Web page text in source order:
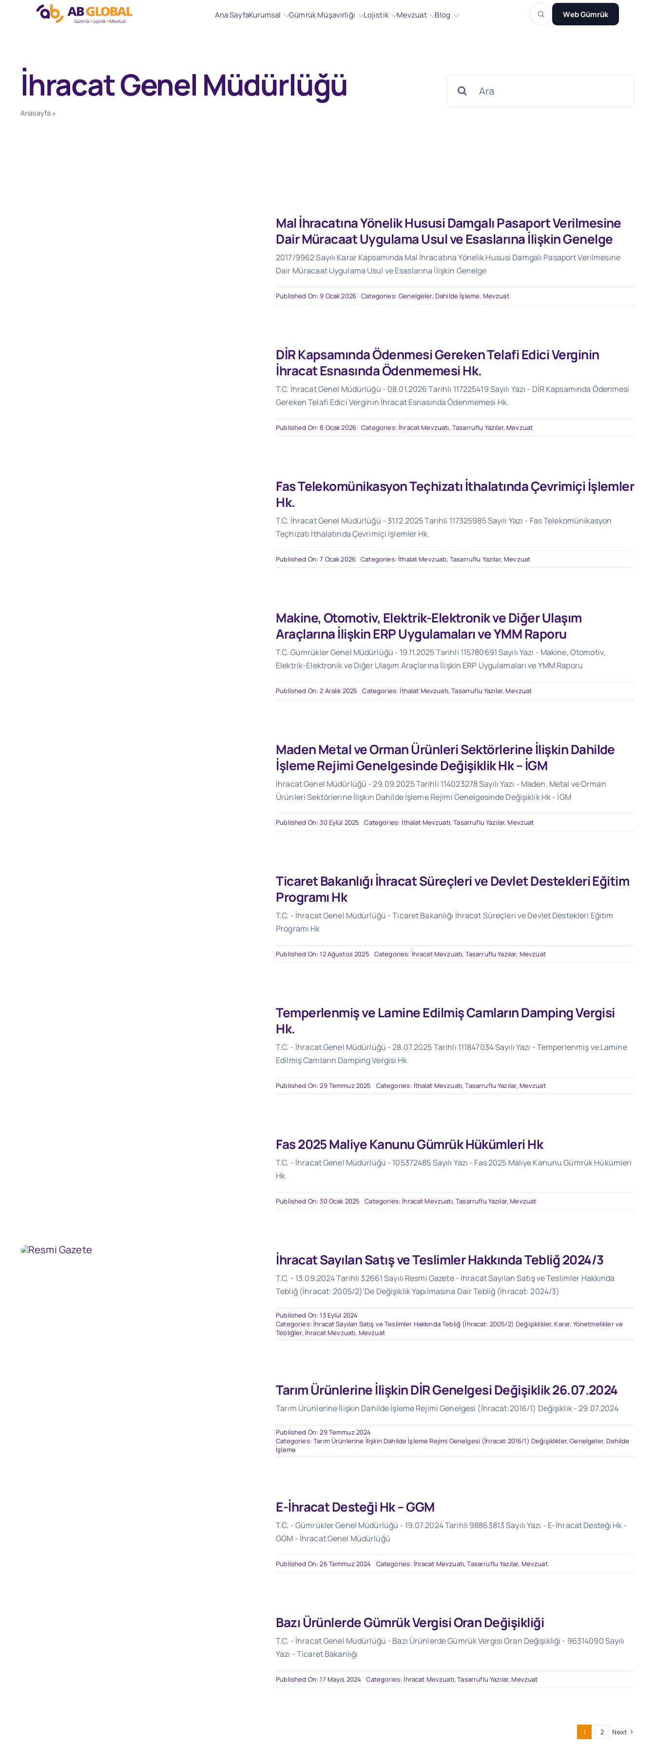
Ana SayfaKurumsal Gümrük Müşavirliği Lojistik Mevzuat Blog Web Gümrük
contentİhracat Genel Müdürlüğü
Anasayfa »
Mal İhracatına Yönelik Hususi Damgalı Pasaport Verilmesine
Dair Müracaat Uygulama Usul ve Esaslarına İlişkin Genelge
2017/9962 Sayılı Karar Kapsamında Mal İhracatına Yönelik Hususi Damgalı Pasaport Verilmesine
Dair Müracaat Uygulama Usul ve Esaslarına İlişkin Genelge
Published On: 9 Ocak 2026 Categories:Genelgeler, Dahilde İşleme, Mevzuat
DİR Kapsamında Ödenmesi Gereken Telafi Edici Verginin
İhracat Esnasında Ödenmemesi Hk.
T.C. İhracat Genel Müdürlüğü - 08.01.2026 Tarihli 117225419 Sayılı Yazı - DİR Kapsamında Ödenmesi
Gereken Telafi Edici Verginin İhracat Esnasında Ödenmemesi Hk.
Published On: 8 Ocak 2026 Categories: İhracat Mevzuatı, Tasarruflu Yazılar, Mevzuat
Fas Telekomünikasyon Teçhizatı İthalatında Çevrimiçi İşlemler
Hk.
T.C. İhracat Genel Müdürlüğü - 31.12.2025 Tarihli 117325985 Sayılı Yazı - Fas Telekomünikasyon
Teçhizatı İthalatında Çevrimiçi İşlemler Hk.
Published On: 7 Ocak 2026 Categories: İthalat Mevzuatı, Tasarruflu Yazılar, Mevzuat
Makine, Otomotiv, Elektrik-Elektronik ve Diğer Ulaşım
Araçlarına İlişkin ERP Uygulamaları ve YMM Raporu
T.C. Gümrükler Genel Müdürlüğü - 19.11.2025 Tarihli 115780691 Sayılı Yazı - Makine, Otomotiv,
Elektrik-Elektronik ve Diğer Ulaşım Araçlarına İlişkin ERP Uygulamaları ve YMM Raporu
Published On: 2 Aralık 2025 Categories: İthalat Mevzuatı,Tasarruflu Yazılar, Mevzuat
Maden Metal ve Orman Ürünleri Sektörlerine İlişkin Dahilde
İşleme Rejimi Genelgesinde Değişiklik Hk – İGM
İhracat Genel Müdürlüğü - 29.09.2025 Tarihli 114023278 Sayılı Yazı - Maden, Metal ve Orman
Ürünleri Sektörlerine İlişkin Dahilde İşleme Rejimi Genelgesinde Değişiklik Hk - İGM
Published On: 30 Eylül 2025 Categories: İthalat Mevzuatı,Tasarruflu Yazılar, Mevzuat
Ticaret Bakanlığı İhracat Süreçleri ve Devlet Destekleri Eğitim
Programı Hk
T.C. - İhracat Genel Müdürlüğü - Ticaret Bakanlığı İhracat Süreçleri ve Devlet Destekleri Eğitim
Programı Hk
Published On: 12 Ağustos 2025 Categories: İhracat Mevzuatı, Tasarruflu Yazılar, Mevzuat
Temperlenmiş ve Lamine Edilmiş Camların Damping Vergisi
Hk.
T.C. - İhracat Genel Müdürlüğü - 28.07.2025 Tarihli 111847034 Sayılı Yazı - Temperlenmiş ve Lamine
Edilmiş Camların Damping Vergisi Hk
Published On: 29 Temmuz 2025 Categories: İthalat Mevzuatı,Tasarruflu Yazılar, Mevzuat
Fas 2025 Maliye Kanunu Gümrük Hükümleri Hk
T.C. - İhracat Genel Müdürlüğü - 105372485 Sayılı Yazı - Fas 2025 Maliye Kanunu Gümrük Hükümleri
Hk
Published On: 30 Ocak 2025 Categories: İhracat Mevzuatı,Tasarruflu Yazılar, Mevzuat
İhracat Sayılan Satış ve Teslimler Hakkında Tebliğ 2024/3
T.C. - 13.09.2024 Tarihli 32661 Sayılı Resmi Gazete - İhracat Sayılan Satış ve Teslimler Hakkında
Tebliğ (İhracat: 2005/2)’De Değişiklik Yapılmasına Dair Tebliğ (İhracat: 2024/3)
Published On: 13 Eylül 2024
Categories: İhracat Sayılan Satış ve Teslimler Hakkında Tebliğ (İhracat: 2005/2) Değişiklikler, Karar, Yönetmelikler ve
Tebliğler, İhracat Mevzuatı, Mevzuat
Tarım Ürünlerine İlişkin DİR Genelgesi Değişiklik 26.07.2024
Tarım Ürünlerine İlişkin Dahilde İşleme Rejimi Genelgesi (İhracat:2016/1) Değişiklik - 29.07.2024
Published On: 29 Temmuz 2024
Categories:Tarım Ürünlerine İlişkin Dahilde İşleme Rejimi Genelgesi (İhracat:2016/1) Değişiklikler,Genelgeler, Dahilde
İşleme
E-İhracat Desteği Hk – GGM
T.C. - Gümrükler Genel Müdürlüğü - 19.07.2024 Tarihli 98863813 Sayılı Yazı - E-İhracat Desteği Hk -
GGM - İhracat Genel Müdürlüğü
Published On: 26 Temmuz 2024 Categories: İhracat Mevzuatı,Tasarruflu Yazılar, Mevzuat
Bazı Ürünlerde Gümrük Vergisi Oran Değişikliği
T.C. - İhracat Genel Müdürlüğü - Bazı Ürünlerde Gümrük Vergisi Oran Değişikliği - 96314090 Sayılı
Yazı - Ticaret Bakanlığı
Published On: 17 Mayıs 2024 Categories: İhracat Mevzuatı,Tasarruflu Yazılar, Mevzuat
1 2 Next